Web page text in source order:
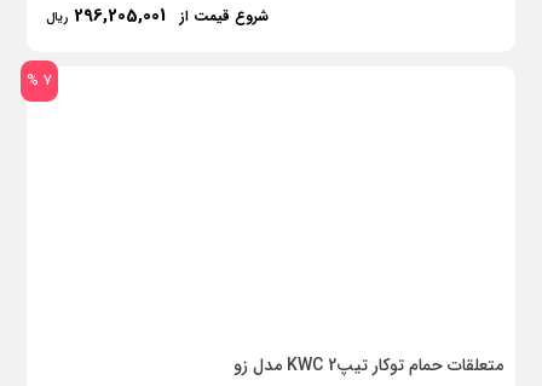
شروع قیمت از 296,205,001 ریال
7 %
متعلقات حمام توکار تیپ2 KWC مدل زو